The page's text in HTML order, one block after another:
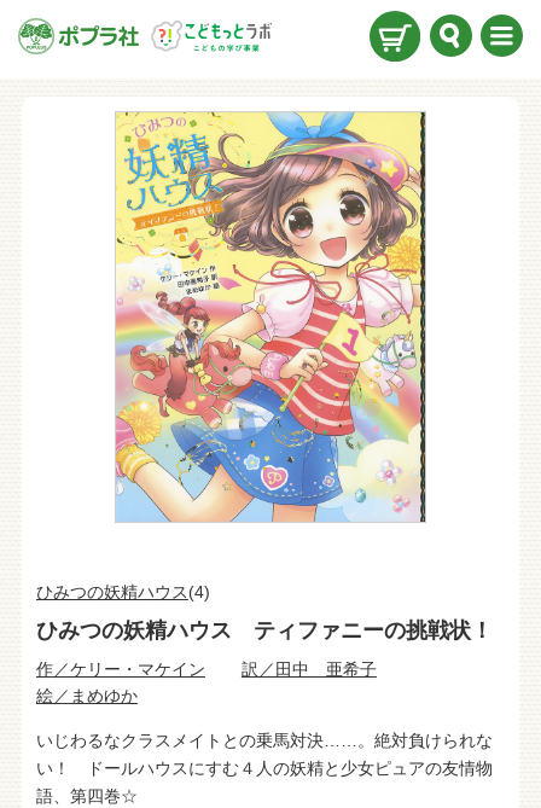
ュー
ひみつの妖精ハウス(4)
ひみつの妖精ハウス ティファニーの挑戦状！
作／ケリー・マケイン
訳／田中 亜希子
絵／まめゆか
いじわるなクラスメイトとの乗馬対決……。絶対負けられな
い！ ドールハウスにすむ４人の妖精と少女ピュアの友情物
語、第四巻☆